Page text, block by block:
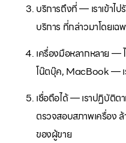
บริการถึงที่ — เราเข้าไ
บริการ ที่กล่าวมาโดยเฉ
เครื่องมือหลากหลาย —
โน๊ตบุ๊ค, MacBook —
เชื่อถือได้ — เราปฏิบัติต
ตรวจสอบสภาพเครื่อง
ของผู้ขาย